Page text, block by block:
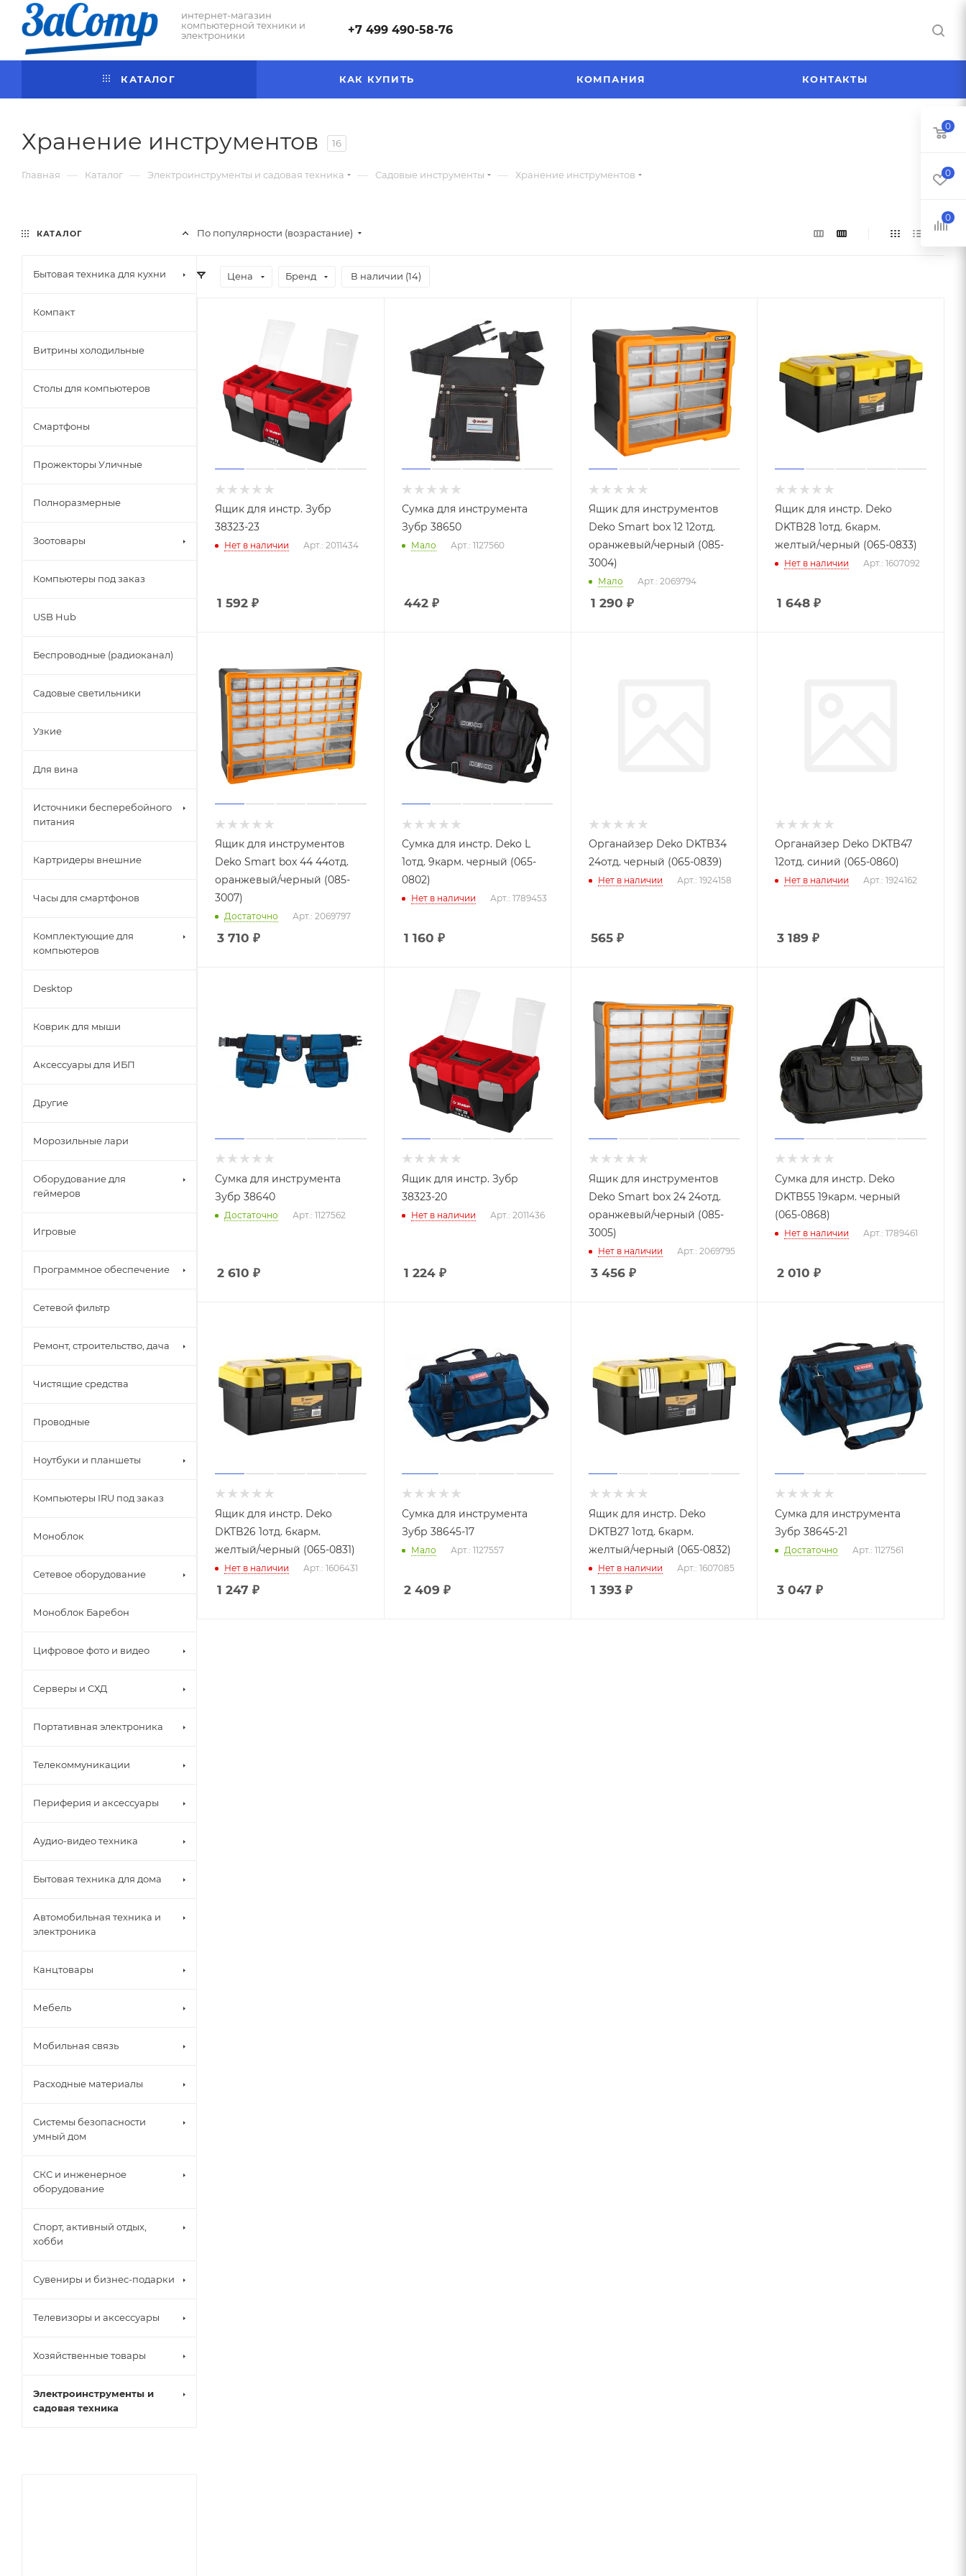
интернет-магазин
компьютерной техники и
электроники
+7 499 490-58-76
КАТАЛОГ КАК КУПИТЬ КОМПАНИЯ КОНТАКТЫ
Хранение инструментов 16
Главная — Каталог — Электроинструменты и садовая техника — Садовые инструменты — Хранение инструментов
По популярности (возрастание)
Цена Бренд В наличии (14)
Ящик для инстр. Зубр
38323-23
Нет в наличии Арт.: 2011434
1 592 ₽
Сумка для инструмента
Зубр 38650
Мало Арт.: 1127560
442₽
Ящик для инструментов
Deko Smart box 12 12отд.
оранжевый/черный (085-
3004)
Мало Арт.: 2069794
1 290 ₽
Ящик для инстр. Deko
DKTB28 1отд. 6карм.
желтый/черный (065-0833)
Нет в наличии Арт.: 1607092
1 648 ₽
Ящик для инструментов
Deko Smart box 44 44отд.
оранжевый/черный (085-
3007)
Достаточно Арт.: 2069797
3 710 ₽
Сумка для инстр. Deko L
1отд. 9карм. черный (065-
0802)
Нет в наличии Арт.: 1789453
1 160 ₽
Органайзер Deko DKTB34
24отд. черный (065-0839)
Нет в наличии Арт.: 1924158
565₽
Органайзер Deko DKTB47
12отд. синий (065-0860)
Нет в наличии Арт.: 1924162
3 189 ₽
Сумка для инструмента
Зубр 38640
Достаточно Арт.: 1127562
2 610 ₽
Ящик для инстр. Зубр
38323-20
Нет в наличии Арт.: 2011436
1 224₽
Ящик для инструментов
Deko Smart box 24 24отд.
оранжевый/черный (085-
3005)
Нет в наличии Арт.: 2069795
3 456₽
Сумка для инстр. Deko
DKTB55 19карм. черный
(065-0868)
Нет в наличии Арт.: 1789461
2 010 ₽
Ящик для инстр. Deko
DKTB26 1отд. 6карм.
желтый/черный (065-0831)
Нет в наличии Арт.: 1606431
1 247 ₽
Сумка для инструмента
Зубр 38645-17
Мало Арт.: 1127557
2 409 ₽
Ящик для инстр. Deko
DKTB27 1отд. 6карм.
желтый/черный (065-0832)
Нет в наличии Арт.: 1607085
1 393₽
Сумка для инструмента
Зубр 38645-21
Достаточно Арт.: 1127561
3 047 ₽
КАТАЛОГ
Бытовая техника для кухни
Компакт
Витрины холодильные
Столы для компьютеров
Смартфоны
Прожекторы Уличные
Полноразмерные
Зоотовары
Компьютеры под заказ
USB Hub
Беспроводные (радиоканал)
Садовые светильники
Узкие
Для вина
Источники бесперебойного
питания
Картридеры внешние
Часы для смартфонов
Комплектующие для
компьютеров
Desktop
Коврик для мыши
Аксессуары для ИБП
Другие
Морозильные лари
Оборудование для
геймеров
Игровые
Программное обеспечение
Сетевой фильтр
Ремонт, строительство, дача
Чистящие средства
Проводные
Ноутбуки и планшеты
Компьютеры IRU под заказ
Моноблок
Сетевое оборудование
Моноблок Баребон
Цифровое фото и видео
Серверы и СХД
Портативная электроника
Телекоммуникации
Периферия и аксессуары
Аудио-видео техника
Бытовая техника для дома
Автомобильная техника и
электроника
Канцтовары
Мебель
Мобильная связь
Расходные материалы
Системы безопасности
умный дом
СКС и инженерное
оборудование
Спорт, активный отдых,
хобби
Сувениры и бизнес-подарки
Телевизоры и аксессуары
Хозяйственные товары
Электроинструменты и
садовая техника
0
0
0